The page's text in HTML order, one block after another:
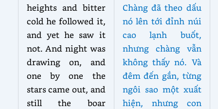
heights and bitter
cold he followed it,
and yet he saw it
not. And night was
drawing on, and
one by one the
stars came out, and
still the boar
Chàng đã theo dấu
nó lên tới đỉnh núi
cao lạnh buốt,
nhưng chàng vẫn
không thấy nó. Và
đêm đến gần, từng
ngôi sao một xuất
hiện, nhưng con